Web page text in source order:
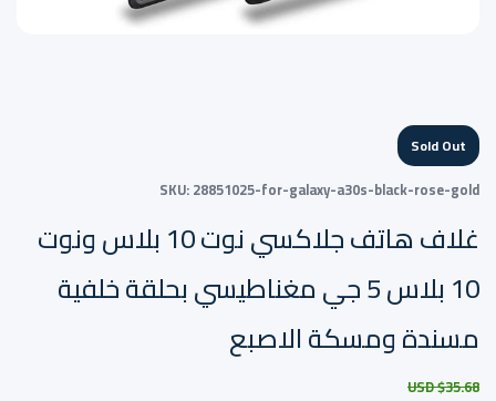
Sold Out
SKU:28851025-for-galaxy-a30s-black-rose-gold
غلاف هاتف جلاكسي نوت 10 بلاس ونوت
10 بلاس 5 جي مغناطيسي بحلقة خلفية
مسندة ومسكة الاصبع
$35.68 USD